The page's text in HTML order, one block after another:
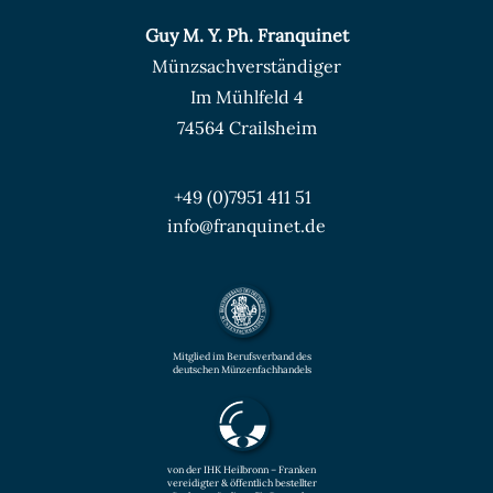
Guy M. Y. Ph. Franquinet
Münzsachverständiger
Im Mühlfeld 4
74564 Crailsheim
+49 (0)7951 411 51
info@franquinet.de
Mitglied im Berufsverband des
deutschen Münzenfachhandels
von der IHK Heilbronn – Franken
vereidigter & öffentlich bestellter